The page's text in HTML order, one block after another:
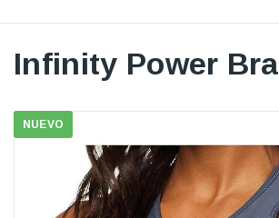
Infinity Power Bra
NUEVO